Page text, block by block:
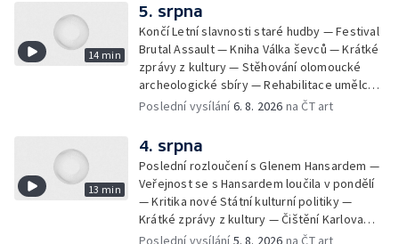
14 min
5. srpna
Končí Letní slavnosti staré hudby — Festival
Brutal Assault — Kniha Válka ševců — Krátké
zprávy z kultury — Stěhování olomoucké
archeologické sbíry — Rehabilitace umělce
Milana Knížáka — Trailer na film Osamělý vlk
Poslední vysílání6. 8. 2026 na ČT art
13 min
4. srpna
Poslední rozloučení s Glenem Hansardem —
Veřejnost se s Hansardem loučila v pondělí
— Kritika nové Státní kulturní politiky —
Krátké zprávy z kultury — Čištění Karlova
mostu — Archeologický výzkum na
Poslední vysílání5. 8. 2026 na ČT art